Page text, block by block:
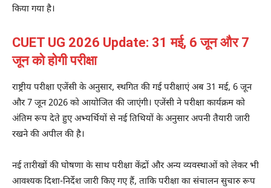
किया गया है।
CUET UG 2026 Update: 31 मई, 6 जून और 7
जून को होगी परीक्षा
राष्ट्रीय परीक्षा एजेंसी के अनुसार, स्थगित की गई परीक्षाएं अब 31 मई, 6 जून
और 7 जून 2026 को आयोजित की जाएंगी। एजेंसी ने परीक्षा कार्यक्रम को
अंतिम रूप देते हुए अभ्यर्थियों से नई तिथियों के अनुसार अपनी तैयारी जारी
रखने की अपील की है।
नई तारीखों की घोषणा के साथ परीक्षा केंद्रों और अन्य व्यवस्थाओं को लेकर भी
आवश्यक दिशा-निर्देश जारी किए गए हैं, ताकि परीक्षा का संचालन सुचारु रूप